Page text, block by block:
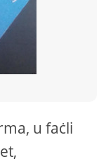
u faċli